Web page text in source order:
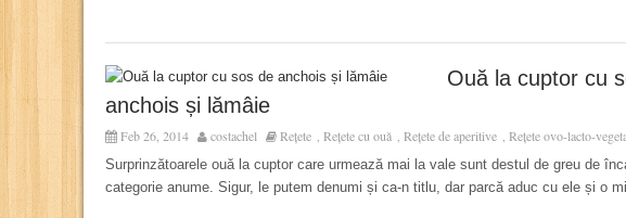
Ouă la cuptor cu
anchois și lămâie
Feb 26, 2014 costachel Rețete , Rețete cu ouă , Rețete de aperitive , Rețete ovo-lacto-
Surprinzătoarele ouă la cuptor care urmează mai la vale sunt destul de greu de
categorie anume. Sigur, le putem denumi și ca-n titlu, dar parcă aduc cu ele și o